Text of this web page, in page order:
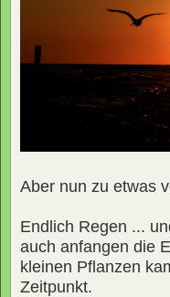
Aber nun zu etwas
Endlich Regen ...
auch anfangen die
kleinen Pflanzen
Zeitpunkt.